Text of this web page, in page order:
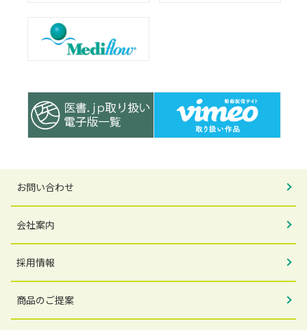
お問い合わせ
会社案内
採用情報
商品のご提案